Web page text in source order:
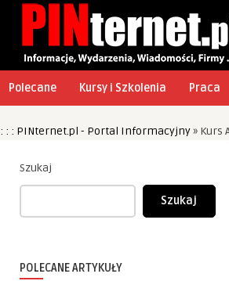
Polecane Kursy i Szkolenia Praca
: : : PINternet.pl - Portal Informacyjny» Kurs
Szukaj
Szukaj
POLECANE ARTYKUŁY